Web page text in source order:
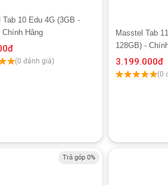
Tab 10 Edu 4G (3GB -
Chính Hãng
đ
(0 đánh giá)
Masstel Tab
128GB) -
3.199.000đ
(0
Trả góp 0%